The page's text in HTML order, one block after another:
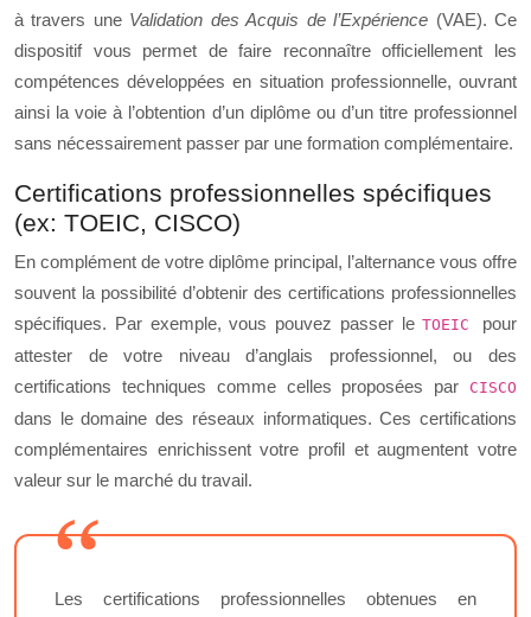
à travers une Validation des Acquis de l’Expérience (VAE). Ce
dispositif vous permet de faire reconnaître officiellement les
compétences développées en situation professionnelle, ouvrant
ainsi la voie à l’obtention d’un diplôme ou d’un titre professionnel
sans nécessairement passer par une formation complémentaire.
Certifications professionnelles spécifiques
(ex: TOEIC, CISCO)
En complément de votre diplôme principal, l’alternance vous offre
souvent la possibilité d’obtenir des certifications professionnelles
spécifiques. Par exemple, vous pouvez passer leTOEIC pour
attester de votre niveau d’anglais professionnel, ou des
certifications techniques comme celles proposées par
CISCO
dans le domaine des réseaux informatiques. Ces certifications
complémentaires enrichissent votre profil et augmentent votre
valeur sur le marché du travail.
Les certifications professionnelles obtenues en